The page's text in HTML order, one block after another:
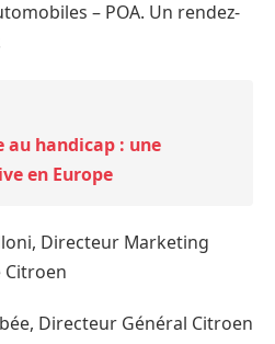
– POA. Un rendez-
au handicap : une
en Europe
Directeur Marketing
Citroen
Directeur Général Citroen